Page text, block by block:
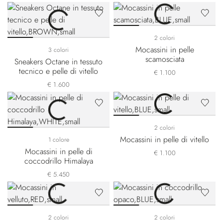
3 colori
Sneakers Octane in tessuto
tecnico e pelle di vitello
€ 1.600
2 colori
Mocassini in pelle
scamosciata
€ 1.100
1 colore
Mocassini in pelle di
coccodrillo Himalaya
€ 5.450
2 colori
Mocassini in pelle di vitello
€ 1.100
2 colori 2 colori